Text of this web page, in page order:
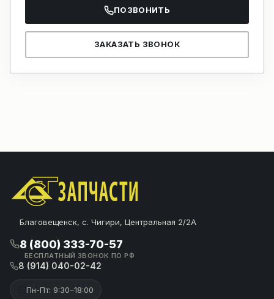
ПОЗВОНИТЬ
ЗАКАЗАТЬ ЗВОНОК
Благовещенск, с. Чигири, Центральная 2/2А
8 (800) 333-70-57
БЕСПЛАТНЫЙ ЗВОНОК ПО РФ
8 (914) 040-02-42
Пн-Пт: 9:30–18:00